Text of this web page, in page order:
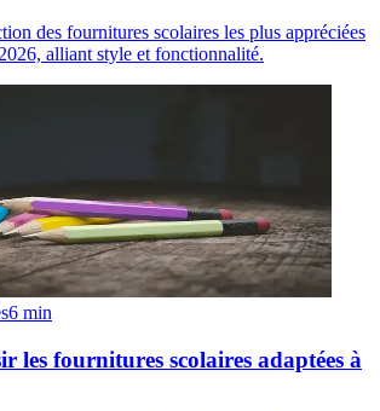
des fournitures scolaires les plus appréciées
alliant style et fonctionnalité.
6 min
les fournitures scolaires adaptées à